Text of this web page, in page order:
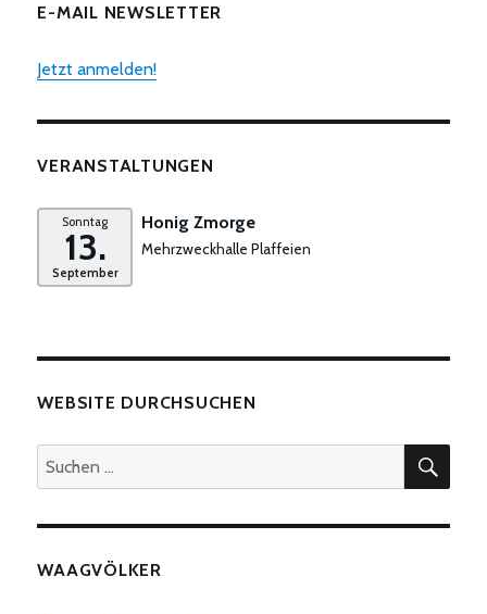
E-MAIL NEWSLETTER
Jetzt anmelden!
VERANSTALTUNGEN
Sonntag
13.
September
Honig Zmorge
Mehrzweckhalle Plaffeien
WEBSITE DURCHSUCHEN
Suchen
nach:
WAAGVÖLKER